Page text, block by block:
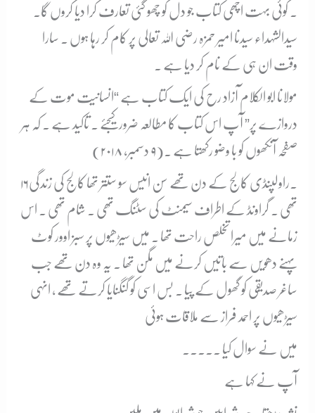
۔ کوئی بہت اچھی کتاب جو دل کو چھو گئی تعارف کرا دیا کروں گا۔
سیدالشہداء سیدنا امیر حمزہ رضی اللہ تعالی پر کام کر رہا ہوں ۔ سارا
وقت ان ہی کے نام کر دیا ہے ۔
مولانا ابو الکلام آزاد رح کی ایک کتاب ہے “انسانیت موت کے
دروازے پر” آپ اس کتاب کا مطالعہ ضرور کیجئے ۔ تاکید ہے ۔ کہ ہر
صفحہ آنکھوں کو با وضو رکھتا ہے ۔(۹ دسمبر، ۲۰۱۸)
راولپنڈی کالج کے دن تھے سن انیس سو ستتر تھا کالج کی زندگی
تھی ۔ گراونڈ کے اطراف سیمنٹ کی سٹنگ تھی ۔ شام تھی ۔ اس
زمانے میں میرا تخلص راحت تھا ۔ میں سیڑھیوں پر سبز اوور کوٹ
پہنے دھویں سے باتیں کرنے میں مگن تھا ۔ یہ وہ دن تھے جب
ساغر صدیقی کو گھول کے پیا ۔ بس اسی کو گنگنایا کرتے تھے ، انہی
سیڑھیوں پر احمد فراز سے ملاقات ہوئی
میں نے سوال کیا ۔۔۔۔۔
آپ نے کہا ہے